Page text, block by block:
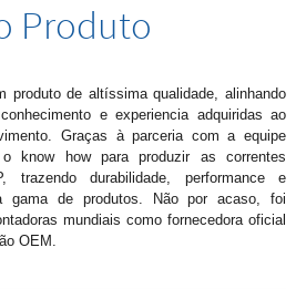
Produto
produto de altíssima qualidade, alinhando
e experiencia adquiridas ao
Graças à parceria com a equipe
know how para produzir as correntes
trazendo durabilidade, performance e
gama de produtos. Não por acaso, foi
mundiais como fornecedora oficial
OEM.